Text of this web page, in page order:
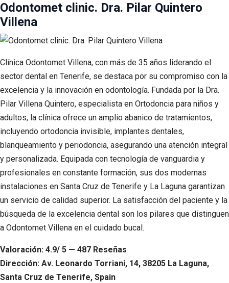
Odontomet clinic. Dra. Pilar Quintero
Villena
Clínica Odontomet Villena, con más de 35 años liderando el
sector dental en Tenerife, se destaca por su compromiso con la
excelencia y la innovación en odontología. Fundada por la Dra.
Pilar Villena Quintero, especialista en Ortodoncia para niños y
adultos, la clínica ofrece un amplio abanico de tratamientos,
incluyendo ortodoncia invisible, implantes dentales,
blanqueamiento y periodoncia, asegurando una atención integral
y personalizada. Equipada con tecnología de vanguardia y
profesionales en constante formación, sus dos modernas
instalaciones en Santa Cruz de Tenerife y La Laguna garantizan
un servicio de calidad superior. La satisfacción del paciente y la
búsqueda de la excelencia dental son los pilares que distinguen
a Odontomet Villena en el cuidado bucal.
Valoración: 4.9/ 5 — 487 Reseñas
Dirección: Av. Leonardo Torriani, 14, 38205 La Laguna,
Santa Cruz de Tenerife, Spain